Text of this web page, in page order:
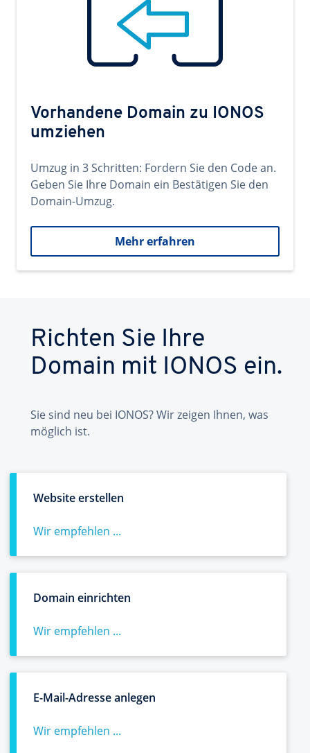
Vorhandene Domain zu IONOS
umziehen
Umzug in 3 Schritten: Fordern Sie den Code an.
Geben Sie Ihre Domain ein Bestätigen Sie den
Domain-Umzug.
Mehr erfahren
Richten Sie Ihre
Domain mit IONOS ein.
Sie sind neu bei IONOS? Wir zeigen Ihnen, was
möglich ist.
Website erstellen
Wir empfehlen ...
Domain einrichten
Wir empfehlen ...
E-Mail-Adresse anlegen
Wir empfehlen ...